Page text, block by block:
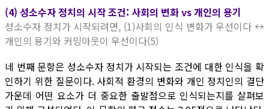
(4) 성소수자 정치의 시작 조건: 사회의 변화 vs 개인의 용기
성소수자 정치가 시작되려면, (1)사회의 인식 변화가 우선이다 ↔
개인의 용기와 커밍아웃이 우선이다(5)
네 번째 문항은 성소수자 정치가 시작되는 조건에 대한 인식을 확
인하기 위한 질문이다. 사회적 환경의 변화와 개인 정치인의 결단
가운데 어떤 요소가 더 중요한 출발점으로 인식되는지를 살펴보